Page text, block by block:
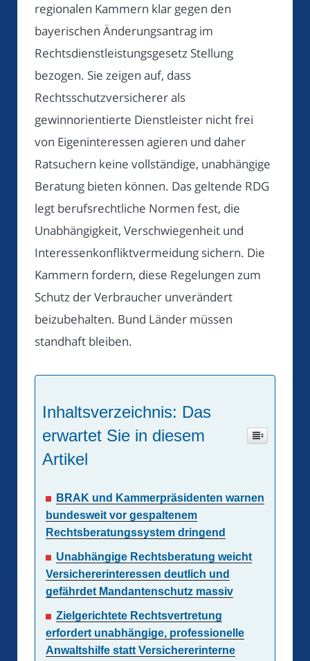
regionalen Kammern klar gegen den
bayerischen Änderungsantrag im
Rechtsdienstleistungsgesetz Stellung
bezogen. Sie zeigen auf, dass
Rechtsschutzversicherer als
gewinnorientierte Dienstleister nicht frei
von Eigeninteressen agieren und daher
Ratsuchern keine vollständige, unabhängige
Beratung bieten können. Das geltende RDG
legt berufsrechtliche Normen fest, die
Unabhängigkeit, Verschwiegenheit und
Interessenkonfliktvermeidung sichern. Die
Kammern fordern, diese Regelungen zum
Schutz der Verbraucher unverändert
beizubehalten. Bund Länder müssen
standhaft bleiben.
Inhaltsverzeichnis: Das
erwartet Sie in diesem
Artikel
BRAK und Kammerpräsidenten warnen
bundesweit vor gespaltenem
Rechtsberatungssystem dringend
Unabhängige Rechtsberatung weicht
Versichererinteressen deutlich und
gefährdet Mandantenschutz massiv
Zielgerichtete Rechtsvertretung
erfordert unabhängige, professionelle
Anwaltshilfe statt Versichererinterne